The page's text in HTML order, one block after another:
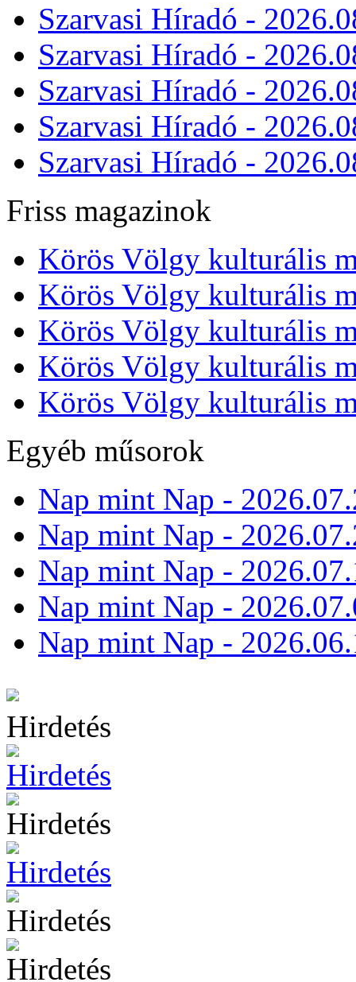
Szarvasi Híradó -
Szarvasi Híradó -
Szarvasi Híradó -
Szarvasi Híradó -
Szarvasi Híradó -
Friss magazinok
Körös Völgy kulturális
Körös Völgy kulturális
Körös Völgy kulturális
Körös Völgy kulturális
Körös Völgy kulturális
Egyéb műsorok
Nap mint Nap -
Nap mint Nap -
Nap mint Nap -
Nap mint Nap -
Nap mint Nap -
Hirdetés